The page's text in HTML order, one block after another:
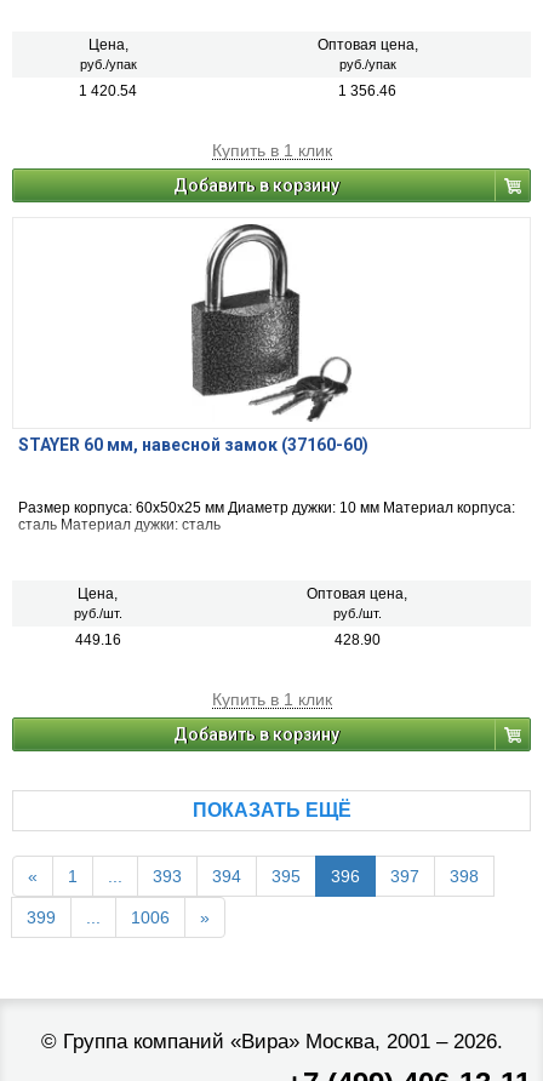
Цена,
руб./упак
Оптовая цена,
руб./упак
1 420.54 1 356.46
Купить в 1 клик
Добавить в корзину
STAYER 60 мм, навесной замок (37160-60)
Размер корпуса: 60х50х25 мм Диаметр дужки: 10 мм Материал корпуса:
сталь Материал дужки: сталь
Цена,
руб./шт.
Оптовая цена,
руб./шт.
449.16 428.90
Купить в 1 клик
Добавить в корзину
ПОКАЗАТЬ ЕЩЁ
« 1 ... 393 394 395 396 397 398
399 ... 1006 »
© Группа компаний «Вира»Москва, 2001 – 2026.